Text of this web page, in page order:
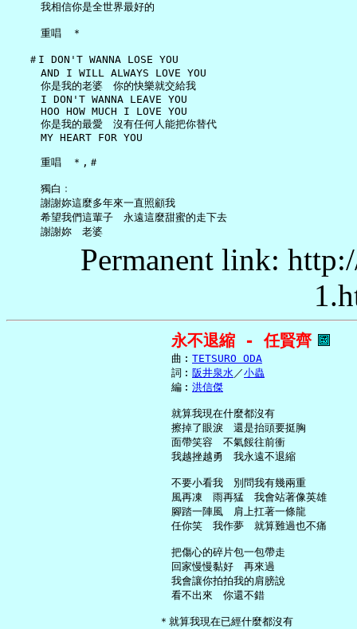
     我相信你是全世界最好的
     重唱　＊
   ＃I DON'T WANNA LOSE YOU
     AND I WILL ALWAYS LOVE YOU
     你是我的老婆　你的快樂就交給我
     I DON'T WANNA LEAVE YOU
     HOO HOW MUCH I LOVE YOU
     你是我的最愛　沒有任何人能把你替代
     MY HEART FOR YOU
     重唱　＊,＃
     獨白﹕
     謝謝妳這麼多年來一直照顧我
     希望我們這輩子　永遠這麼甜蜜的走下去
Permanent link:
永不退縮 - 任賢齊
     曲︰
TETSURO ODA
     詞︰
阪井泉水／小蟲
     編︰
洪信傑
     就算我現在什麼都沒有
     擦掉了眼淚　還是抬頭要挺胸
     面帶笑容　不氣餒往前衝
     我越挫越勇　我永遠不退縮
     不要小看我　別問我有幾兩重
     風再凍　雨再猛　我會站著像英雄
     腳踏一陣風　肩上扛著一條龍
     任你笑　我作夢　就算難過也不痛
     把傷心的碎片包一包帶走
     回家慢慢黏好　再來過
     我會讓你拍拍我的肩膀說
     看不出來　你還不錯
   ＊就算我現在已經什麼都沒有